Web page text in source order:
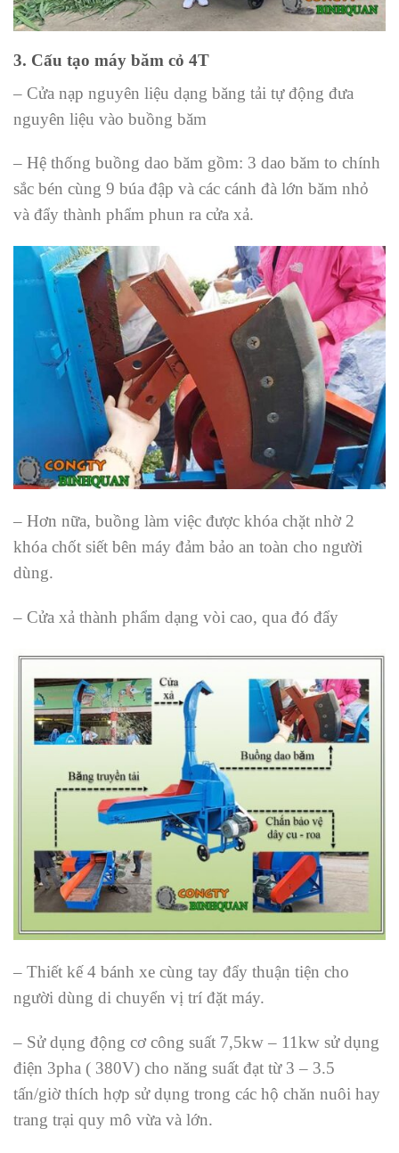
3. Cấu tạo máy băm cỏ 4T
– Cửa nạp nguyên liệu dạng băng tải tự động đưa
nguyên liệu vào buồng băm
– Hệ thống buồng dao băm gồm: 3 dao băm to chính
sắc bén cùng 9 búa đập và các cánh đà lớn băm nhỏ
và đẩy thành phẩm phun ra cửa xả.
– Hơn nữa, buồng làm việc được khóa chặt nhờ 2
khóa chốt siết bên máy đảm bảo an toàn cho người
dùng.
– Cửa xả thành phẩm dạng vòi cao, qua đó đẩy
– Thiết kế 4 bánh xe cùng tay đẩy thuận tiện cho
người dùng di chuyển vị trí đặt máy.
– Sử dụng động cơ công suất 7,5kw – 11kw sử dụng
điện 3pha ( 380V) cho năng suất đạt từ 3 – 3.5
tấn/giờ thích hợp sử dụng trong các hộ chăn nuôi hay
trang trại quy mô vừa và lớn.